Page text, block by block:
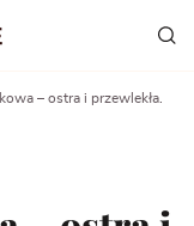
– ostra i przewlekła.